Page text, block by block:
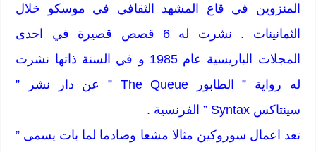
المنزوين في قاع المشهد الثقافي في موسكو خلال
الثمانينات . نشرت له 6 قصص قصيرة في احدى
المجلات الباريسية عام 1985 و في السنة ذاتها نشرت
له رواية ” الطابور The Queue ” عن دار نشر ”
سينتاكس Syntax ” الفرنسية .
تعد اعمال سوروكين مثالا مشعا وصادما لما بات يسمى ”